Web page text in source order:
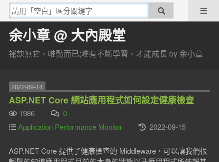
余小章 @ 大內殿堂
祕訣無它，唯勤而已;唯有不斷學習，才能成長 by 余小章
2022-09-14
ASP.NET Core 網站應用程式如何設定健康檢查
1986
0
Application Performance Monitor
2022-09-15
ASP.NET Core 提供了健康檢查的 Middleware，可以讓我們很